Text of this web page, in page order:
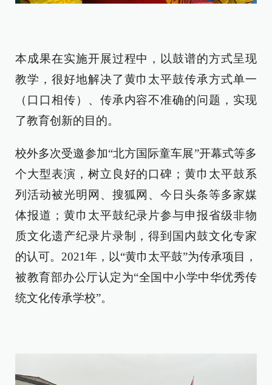
本成果在实施开展过程中，以鼓谱的方式呈现
教学，很好地解决了黄巾太平鼓传承方式单一
（口口相传）、传承内容不准确的问题，实现
了教育创新的目的。
校外多次受邀参加“北方国际童车展”开幕式等多
个大型表演，树立良好的口碑；黄巾太平鼓系
列活动被光明网、搜狐网、今日头条等多家媒
体报道；黄巾太平鼓纪录片参与申报省级非物
质文化遗产纪录片录制，得到国内鼓文化专家
的认可。2021年，以“黄巾太平鼓”为传承项目，
被教育部办公厅认定为“全国中小学中华优秀传
统文化传承学校”。